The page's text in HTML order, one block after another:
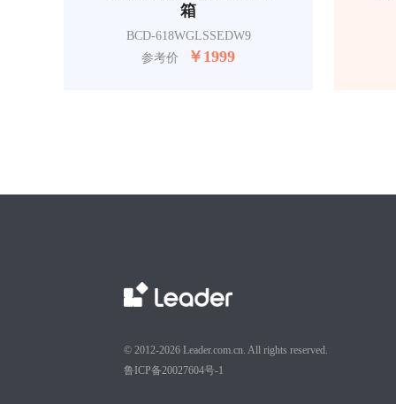
箱
BCD-618WGLSSEDW9
参考价
￥ 1999
© 2012-2026 Leader.com.cn. All rights reserved.
鲁ICP备20027604号-1